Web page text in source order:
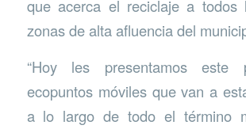
que acerca el reciclaje a todos
zonas de alta afluencia del
“Hoy les presentamos este
ecopuntos móviles que van a
a lo largo de todo el término